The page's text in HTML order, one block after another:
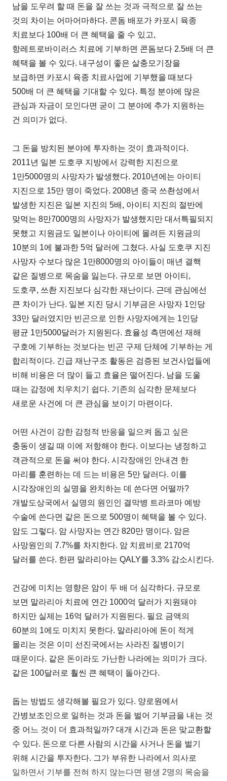
남을 도우려 할 때 돈을 잘 쓰는 것과 극적으로 잘 쓰는
것의 차이는 어마어마하다. 콘돔 배포가 카포시 육종
치료보다 100배 더 큰 혜택을 줄 수 있고,
항레트로바이러스 치료에 기부하면 콘돔보다 2.5배 더 큰
혜택을 볼 수 있다. 내구성이 좋은 살충모기장을
보급하면 카포시 육종 치료사업에 기부했을 때보다
500배 더 큰 혜택을 기대할 수 있다. 특정 분야에 많은
관심과 자금이 모인다면 굳이 그 분야에 추가 지원하는
건 의미가 없다.
그 돈을 방치된 분야에 투자하는 것이 효과적이다.
2011년 일본 도호쿠 지방에서 강력한 지진으로
1만5000명의 사망자가 발생했다. 2010년에는 아이티
지진으로 15만 명이 죽었다. 2008년 중국 쓰촨성에서
발생한 지진은 일본 지진의 5배, 아이티 지진의 절반에
맞먹는 8만7000명의 사망자가 발생했지만 대서특필되지
못했고 지원금도 일본이나 아이티에 몰려든 지원금의
10분의 1에 불과한 5억 달러에 그쳤다. 사실 도호쿠 지진
사망자 수보다 많은 1만8000명의 아이들이 매년 결핵
같은 질병으로 목숨을 잃는다. 규모로 보면 아이티,
도호쿠, 쓰촨 지진보다 심각한 재난이다. 근데 관심에선
큰 차이가 난다. 일본 지진 당시 기부금은 사망자 1인당
33만 달러였지만 빈곤으로 인한 사망자에게는 1인당
평균 1만5000달러가 지원된다. 효율성 측면에선 재해
구호에 기부하는 것보다는 빈곤 구제 단체에 기부하는 게
합리적이다. 긴급 재난구조 활동은 검증된 보건사업들에
비해 비용은 더 많이 들고 효율은 떨어진다. 남을 도울
때는 감정에 치우치기 쉽다. 기존의 심각한 문제보다
새로운 사건에 더 큰 관심을 보이기 마련이다.
어떤 사건이 강한 감정적 반응을 일으켜 돕고 싶은
충동이 생길 때 이에 저항해야 한다. 이보다는 냉정하고
객관적으로 돈을 써야 한다. 시각장애인 안내견 한
마리를 훈련하는 데 드는 비용은 5만 달러다. 이를
시각장애인의 실명을 완치하는 데 쓴다면 어떨까?
개발도상국에서 실명의 원인인 결막병 트라코마 예방
수술에 쓴다면 같은 돈으로 500명이 혜택을 볼 수 있다.
암도 그렇다. 암 사망자는 연간 820만 명이다. 암은
사망원인의 7.7%를 차지한다. 암 치료비로 2170억
달러를 쓴다. 한편 말라리아는 QALY를 3.3% 감소시킨다.
건강에 미치는 영향은 암이 두 배 더 심각하다. 규모로
보면 말라리아 치료에 연간 1000억 달러가 지원돼야
하지만 실제는 16억 달러가 지원된다. 필요 금액의
60분의 1에도 미치지 못한다. 말라리아에 돈이 적게
몰리는 것은 이미 선진국에서는 사라진 질병이기
때문이다. 같은 돈이라도 가난한 나라에는 의미가 크다.
같은 100달러로 훨씬 큰 혜택이 돌아간다.
돕는 방법도 생각해볼 필요가 있다. 양로원에서
간병보조인으로 일하는 것과 돈을 벌어 기부금을 내는 것
중 어느 것이 더 효과적일까? 대개 시간과 돈은 맞교환할
수 있다. 돈으로 다른 사람의 시간을 사거나 돈을 벌기
위해 시간을 투자한다. 그가 부유한 나라에서 의사로
일하면서 기부를 전혀 하지 않는다면 평생 2명의 목숨을